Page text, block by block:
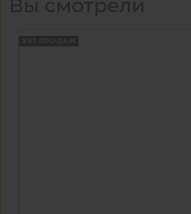
Вы смотрели
ХИТ ПРОДАЖ